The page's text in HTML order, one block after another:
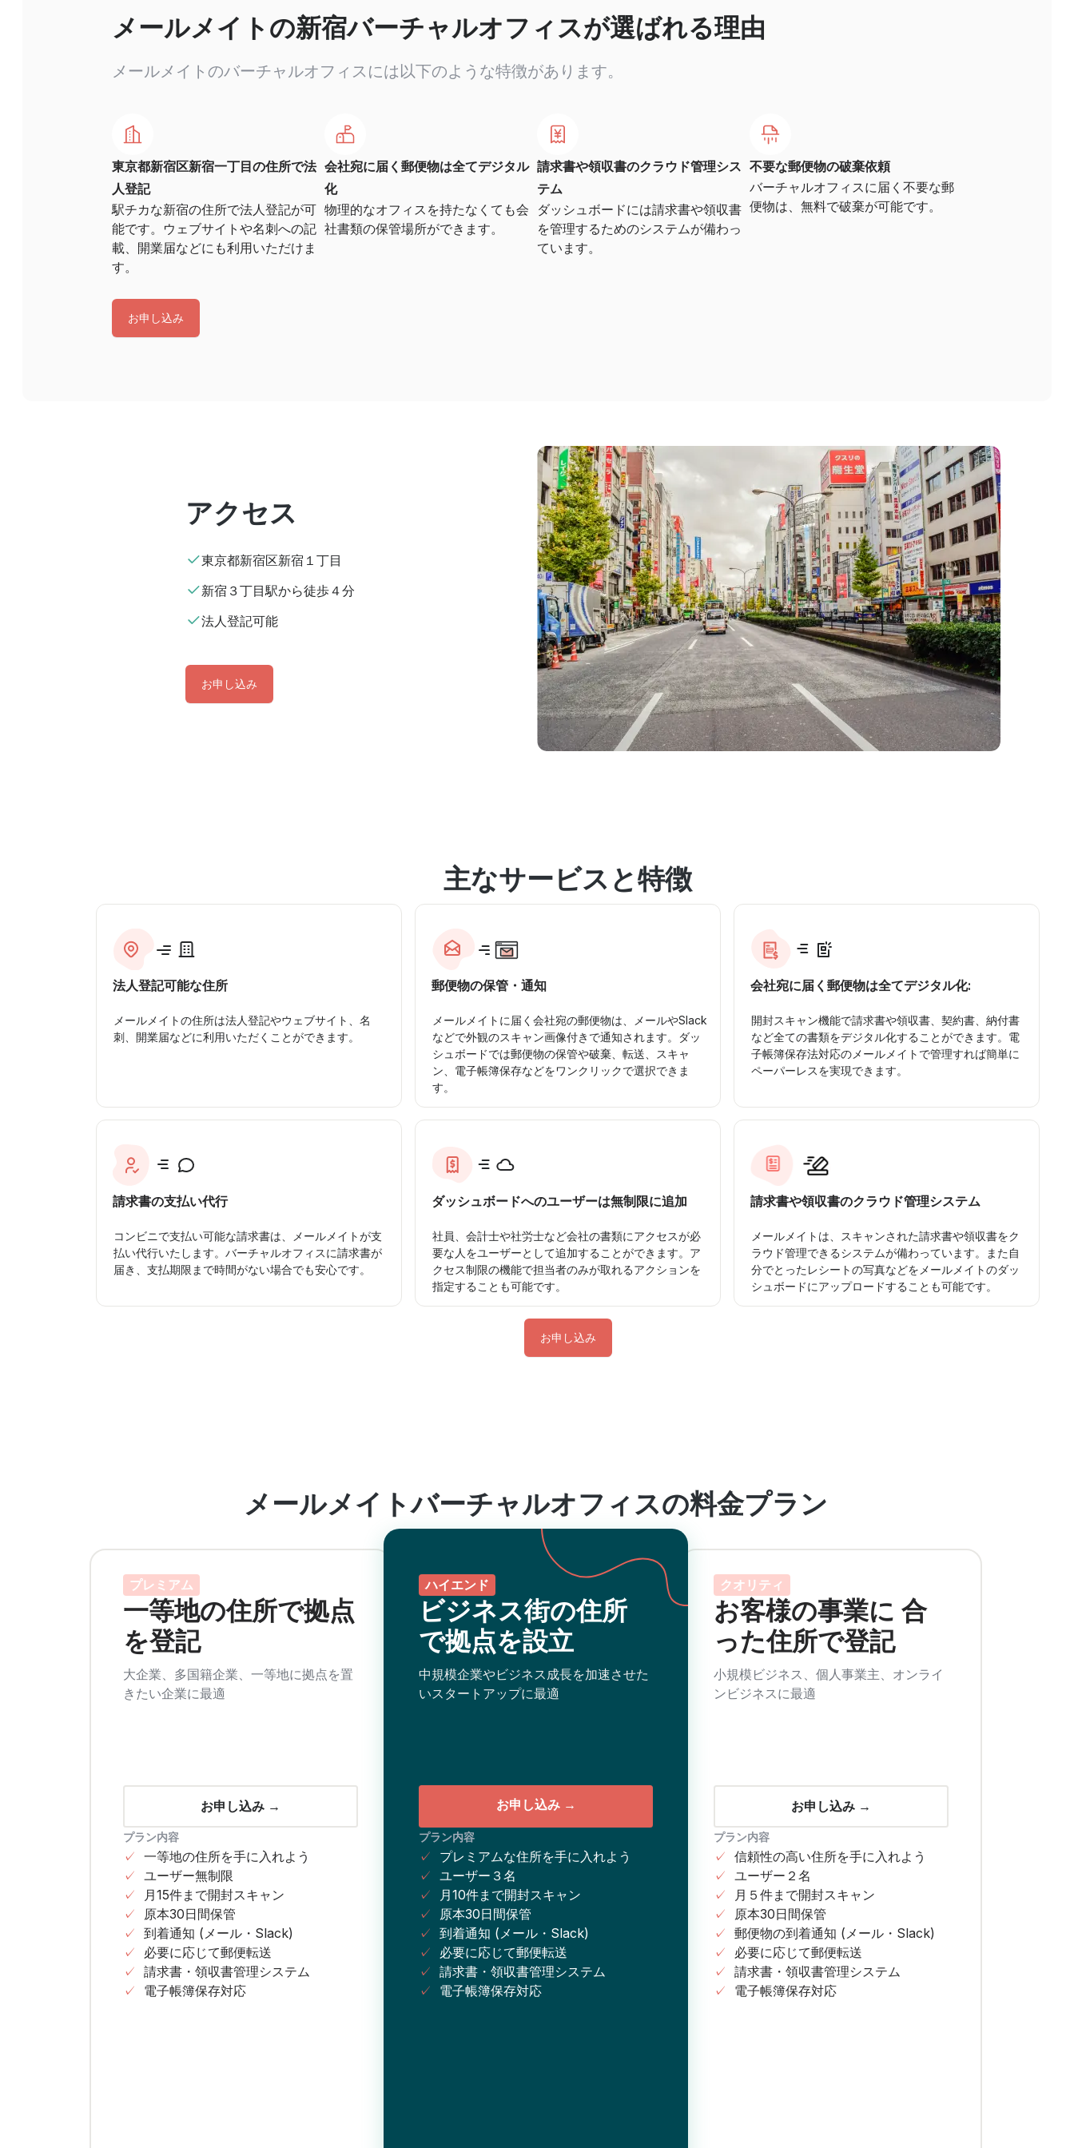
メールメイトの新宿バーチャルオフィスが選ばれる理由
メールメイトのバーチャルオフィスには以下のような特徴があります。
東京都新宿区新宿一丁目の住所で法
人登記
駅チカな新宿の住所で法人登記が可
能です。ウェブサイトや名刺への記
載、開業届などにも利用いただけま
す。
会社宛に届く郵便物は全てデジタル
化
物理的なオフィスを持たなくても会
社書類の保管場所ができます。
請求書や領収書のクラウド管理シス
テム
ダッシュボードには請求書や領収書
を管理するためのシステムが備わっ
ています。
不要な郵便物の破棄依頼
バーチャルオフィスに届く不要な郵
便物は、無料で破棄が可能です。
お申し込み
アクセス
東京都新宿区新宿１丁目
新宿３丁目駅から徒歩４分
法人登記可能
お申し込み
主なサービスと特徴
法人登記可能な住所
メールメイトの住所は法人登記やウェブサイト、名
刺、開業届などに利用いただくことができます。
郵便物の保管・通知
メールメイトに届く会社宛の郵便物は、メールやSlack
などで外観のスキャン画像付きで通知されます。ダッ
シュボードでは郵便物の保管や破棄、転送、スキャ
ン、電子帳簿保存などをワンクリックで選択できま
す。
会社宛に届く郵便物は全てデジタル化:
開封スキャン機能で請求書や領収書、契約書、納付書
など全ての書類をデジタル化することができます。電
子帳簿保存法対応のメールメイトで管理すれば簡単に
ペーパーレスを実現できます。
請求書の支払い代行
コンビニで支払い可能な請求書は、メールメイトが支
払い代行いたします。バーチャルオフィスに請求書が
届き、支払期限まで時間がない場合でも安心です。
ダッシュボードへのユーザーは無制限に追加
社員、会計士や社労士など会社の書類にアクセスが必
要な人をユーザーとして追加することができます。ア
クセス制限の機能で担当者のみが取れるアクションを
指定することも可能です。
請求書や領収書のクラウド管理システム
メールメイトは、スキャンされた請求書や領収書をク
ラウド管理できるシステムが備わっています。また自
分でとったレシートの写真などをメールメイトのダッ
シュボードにアップロードすることも可能です。
お申し込み
メールメイトバーチャルオフィスの料金プラン
プレミアム
一等地の住所で拠点
を登記
大企業、多国籍企業、一等地に拠点を置
きたい企業に最適
お申し込み →
プラン内容
✓ 一等地の住所を手に入れよう
✓ ユーザー無制限
✓
月15件まで開封スキャン
✓
原本30日間保管
✓ 到着通知 (メール・Slack)
✓
必要に応じて郵便転送
✓ 請求書・領収書管理システム
✓
電子帳簿保存対応
ハイエンド
ビジネス街の住所
で拠点を設立
中規模企業やビジネス成長を加速させた
いスタートアップに最適
お申し込み →
プラン内容
✓
プレミアムな住所を手に入れよう
✓ ユーザー３名
✓
月10件まで開封スキャン
✓
原本30日間保管
✓ 到着通知 (メール・Slack)
✓
必要に応じて郵便転送
✓ 請求書・領収書管理システム
✓
電子帳簿保存対応
クオリティ
お客様の事業に 合
った住所で登記
小規模ビジネス、個人事業主、オンライ
ンビジネスに最適
お申し込み →
プラン内容
✓ 信頼性の高い住所を手に入れよう
✓ ユーザー２名
✓
月５件まで開封スキャン
✓
原本30日間保管
✓ 郵便物の到着通知 (メール・Slack)
✓
必要に応じて郵便転送
✓ 請求書・領収書管理システム
✓
電子帳簿保存対応